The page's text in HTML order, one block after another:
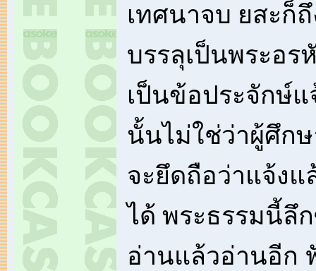
เทศนาจบ ยสะก็
บรรลุเป็นพระอ
เป็นข้อประจักษ์แ
นั้นไม่ใช่ว่าผู้ศึก
จะยึดถือว่าแจ้ง
ได้ พระธรรมนี้ลึ
อ่านแล้วอ่านอีก